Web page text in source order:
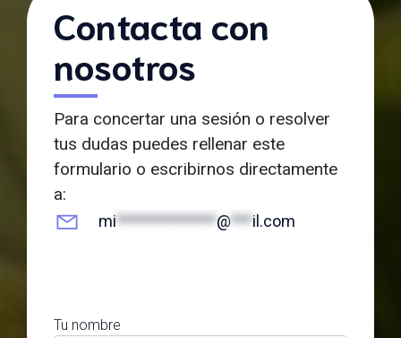
Contacta con
nosotros
Para concertar una sesión o resolver
tus dudas puedes rellenar este
formulario o escribirnos directamente
a:
mi**************@***il.com
Tu nombre